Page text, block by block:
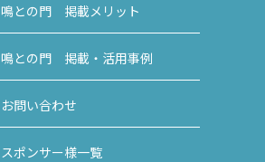
鳴との門 掲載メリット
鳴との門 掲載・活用事例
お問い合わせ
スポンサー様一覧